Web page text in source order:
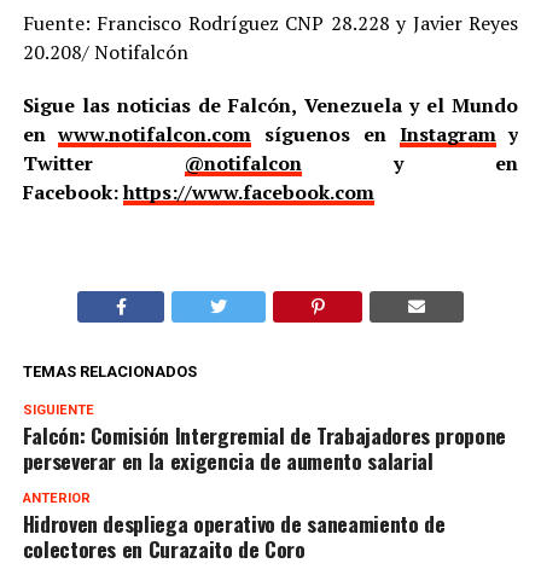
Fuente: Francisco Rodríguez CNP 28.228 y Javier Reyes
20.208/ Notifalcón
Sigue las noticias de Falcón, Venezuela y el Mundo
enwww.notifalcon.com síguenos en Instagramy
Twitter @notifalcony en
Facebook:https://www.facebook.com
TEMAS RELACIONADOS
SIGUIENTE
Falcón: Comisión Intergremial de Trabajadores propone
perseverar en la exigencia de aumento salarial
ANTERIOR
Hidroven despliega operativo de saneamiento de
colectores en Curazaito de Coro